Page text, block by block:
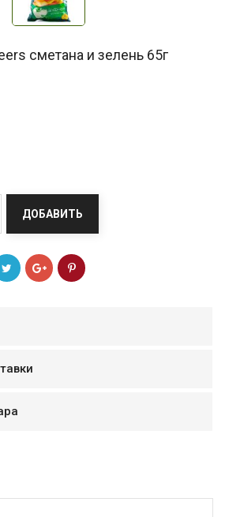
сметана и зелень 65г
ДОБАВИТЬ